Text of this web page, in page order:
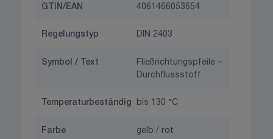
GTIN/EAN 4061466053654
Regelungstyp DIN 2403
Symbol / Text
Fließrichtungspfeile –
Durchflussstoff
Temperaturbeständig bis 130 °C
Farbe gelb / rot